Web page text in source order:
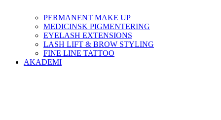
PERMANENT MAKE UP
MEDICINSK PIGMENTERING
EYELASH EXTENSIONS
LASH LIFT & BROW STYLING
FINE LINE TATTOO
AKADEMI